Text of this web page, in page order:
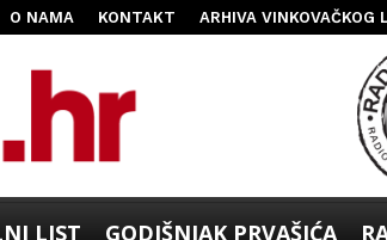
O NAMA KONTAKT ARHIVA VINKOVAČKOG
LIST GODIŠNJAK PRVAŠIĆA